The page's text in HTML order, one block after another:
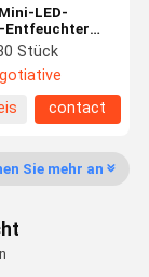
LED-
Entfeuchter
den
in
mit
Stück
contact
Sie mehr an